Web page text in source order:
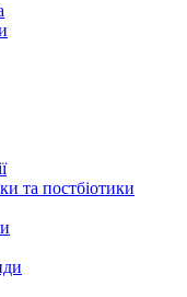
та постбіотики